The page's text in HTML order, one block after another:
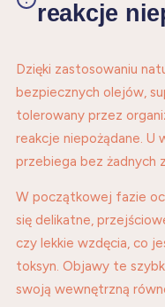
reakcje
Dzięki zastosowaniu
bezpiecznych olejów,
tolerowany przez
reakcje niepożądane. U
przebiega bez żadnych
W początkowej fazie
się delikatne,
czy lekkie wzdęcia, co
toksyn. Objawy te
swoją wewnętrzną